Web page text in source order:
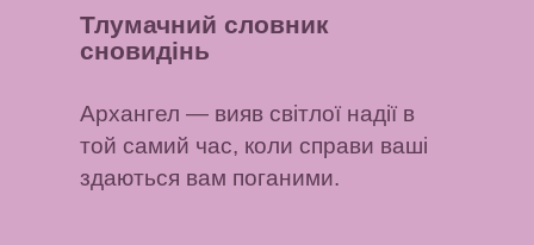
Тлумачний словник
сновидінь
Архангел — вияв світлої надії в
той самий час, коли справи ваші
здаються вам поганими.